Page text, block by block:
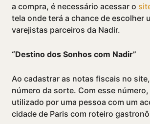
a compra, é necessário acessar o
tela onde terá a chance de escolher
varejistas parceiros da Nadir.
“Destino dos Sonhos com Nadir”
Ao cadastrar as notas fiscais no
número da sorte. Com esse
utilizado por uma pessoa com um
cidade de Paris com roteiro